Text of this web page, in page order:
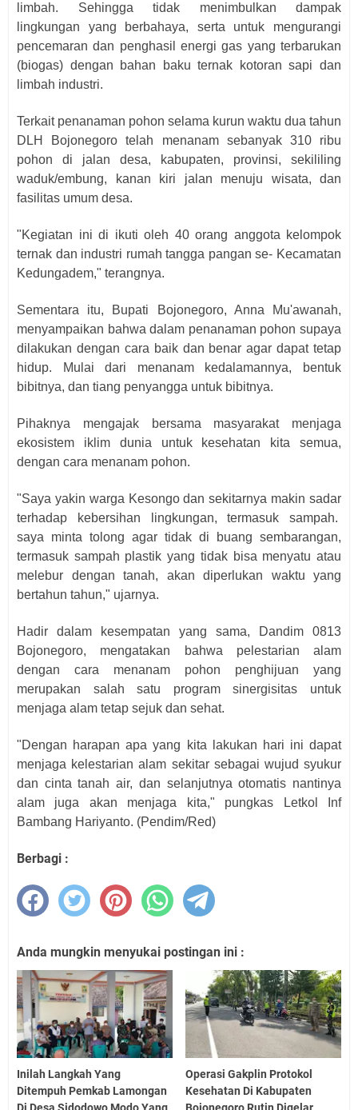
limbah. Sehingga tidak menimbulkan dampak
lingkungan yang berbahaya, serta untuk mengurangi
pencemaran dan penghasil energi gas yang terbarukan
(biogas) dengan bahan baku ternak kotoran sapi dan
limbah industri.
Terkait penanaman pohon selama kurun waktu dua tahun
DLH Bojonegoro telah menanam sebanyak 310 ribu
pohon di jalan desa, kabupaten, provinsi, sekililing
waduk/embung, kanan kiri jalan menuju wisata, dan
fasilitas umum desa.
"Kegiatan ini di ikuti oleh 40 orang anggota kelompok
ternak dan industri rumah tangga pangan se- Kecamatan
Kedungadem," terangnya.
Sementara itu, Bupati Bojonegoro, Anna Mu'awanah,
menyampaikan bahwa dalam penanaman pohon supaya
dilakukan dengan cara baik dan benar agar dapat tetap
hidup. Mulai dari menanam kedalamannya, bentuk
bibitnya, dan tiang penyangga untuk bibitnya.
Pihaknya mengajak bersama masyarakat menjaga
ekosistem iklim dunia untuk kesehatan kita semua,
dengan cara menanam pohon.
"Saya yakin warga Kesongo dan sekitarnya makin sadar
terhadap kebersihan lingkungan, termasuk sampah.
saya minta tolong agar tidak di buang sembarangan,
termasuk sampah plastik yang tidak bisa menyatu atau
melebur dengan tanah, akan diperlukan waktu yang
bertahun tahun," ujarnya.
Hadir dalam kesempatan yang sama, Dandim 0813
Bojonegoro, mengatakan bahwa pelestarian alam
dengan cara menanam pohon penghijuan yang
merupakan salah satu program sinergisitas untuk
menjaga alam tetap sejuk dan sehat.
"Dengan harapan apa yang kita lakukan hari ini dapat
menjaga kelestarian alam sekitar sebagai wujud syukur
dan cinta tanah air, dan selanjutnya otomatis nantinya
alam juga akan menjaga kita," pungkas Letkol Inf
Bambang Hariyanto. (Pendim/Red)
Berbagi :
Anda mungkin menyukai postingan ini :
Inilah Langkah Yang
Ditempuh Pemkab Lamongan
Di Desa Sidodowo Modo Yang
Operasi Gakplin Protokol
Kesehatan Di Kabupaten
Bojonegoro Rutin Digelar